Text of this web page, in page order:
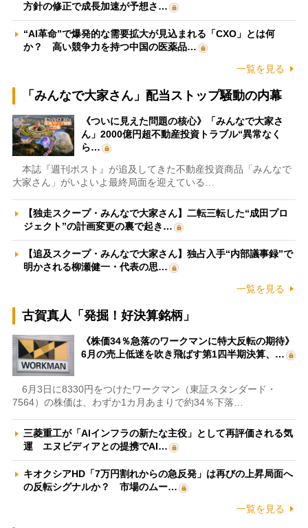
方針の修正で成長加速が予想さ…
“AI革命”で爆発的な需要拡大が見込まれる「CXO」とは何
か？ 高い競争力を持つ中国の医薬品…
一覧を見る
「みんなで大家さん」配当ストップ騒動の内幕
《ついに見えた問題の核心》「みんなで大家さ
ん」2000億円超不動産投資トラブル“異常なく
ら…
本誌『週刊ポスト』が追及してきた不動産投資商品「みんなで
大家さん」がいよいよ最終局面を迎えている…
【独走スクープ・みんなで大家さん】二転三転した“成田プロ
ジェクト”の計画変更の裏で起き…
【追及スクープ・みんなで大家さん】独占入手“内部議事録”で
明かされる柳瀬健一・代表の思…
一覧を見る
古賀真人「発掘！好決算銘柄」
《株価34％急落のワークマンに特大反転の期待》
6月の売上低迷を吹き飛ばす第1四半期決算、…
6月3日に8330円をつけたワークマン（東証スタンダード・
7564）の株価は、わずか1カ月あまりで約34％下落…
三菱重工が「AIインフラの新たな主役」として再評価される気
運 エヌビディアとの提携でAI…
キオクシアHD「7万円割れからの急反発」は再びの上昇局面へ
の反転シグナルか？ 市場のムー…
一覧を見る